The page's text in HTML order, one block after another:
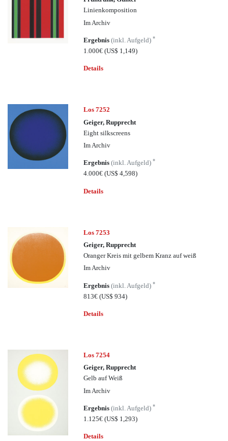
Linienkomposition
Im Archiv
Ergebnis(inkl. Aufgeld)*
1.000€(US$ 1,149)
Details
Los 7252
Geiger, Rupprecht
Eight silkscreens
Im Archiv
Ergebnis(inkl. Aufgeld)*
4.000€(US$ 4,598)
Details
Los 7253
Geiger, Rupprecht
Oranger Kreis mit gelbem Kranz auf weiß
Im Archiv
Ergebnis(inkl. Aufgeld)*
813€(US$ 934)
Details
Los 7254
Geiger, Rupprecht
Gelb auf Weiß
Im Archiv
Ergebnis(inkl. Aufgeld)*
1.125€(US$ 1,293)
Details